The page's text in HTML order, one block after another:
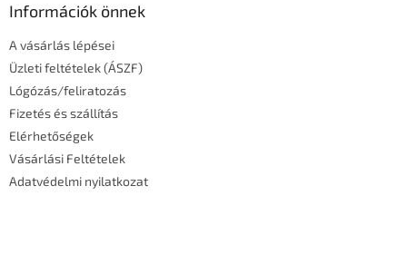
Információk önnek
A vásárlás lépései
Üzleti feltételek (ÁSZF)
Lógózás/feliratozás
Fizetés és szállítás
Elérhetőségek
Vásárlási Feltételek
Adatvédelmi nyilatkozat